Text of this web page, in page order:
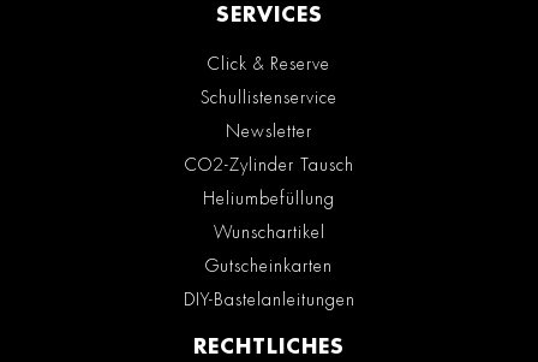
SERVICES
Click & Reserve
Schullistenservice
Newsletter
CO2-Zylinder Tausch
Heliumbefüllung
Wunschartikel
Gutscheinkarten
DIY-Bastelanleitungen
RECHTLICHES